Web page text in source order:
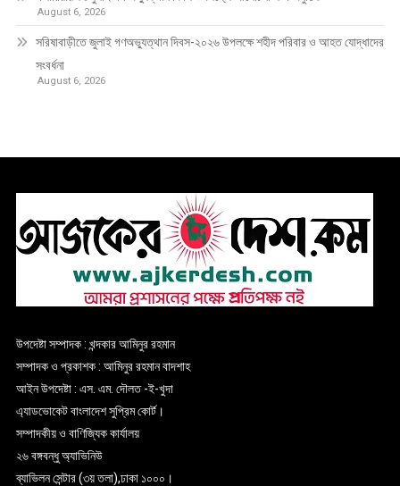
August 6, 2026
সরিষাবাড়ীতে জুলাই গণঅভ্যুত্থান দিবস-২০২৬ উপলক্ষে শহীদ পরিবার ও আহত যোদ্ধাদের
সংবর্ধনা
August 6, 2026
উপদেষ্টা সম্পাদক : খন্দকার আমিনুর রহমান
সম্পাদক ও প্রকাশক : আমিনুর রহমান বাদশাহ
আইন উপদেষ্টা : এস. এম. দৌলত -ই-খুদা
এ্যাডভোকেট বাংলাদেশ সুপ্রিম কোর্ট।
সম্পাদকীয় ও বাণিজ্যিক কার্যালয়
২৬ বঙ্গবন্ধু অ্যাভিনিউ
ব্যাভিলন সেন্টার (৩য় তলা),ঢাকা ১০০০।